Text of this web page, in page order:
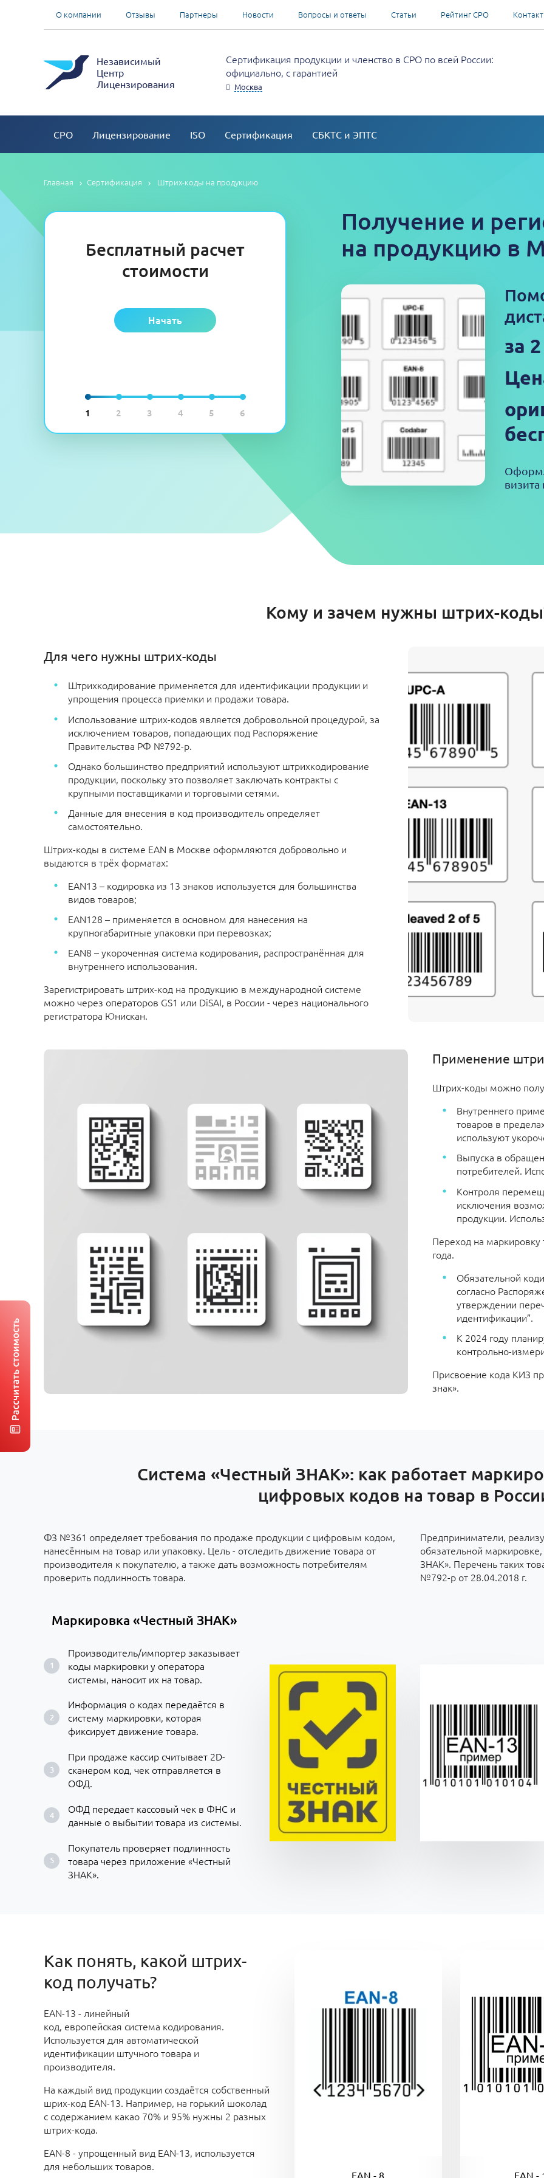
О компании Отзывы Партнеры Новости Вопросы и ответы Статьи Рейтинг СРО
Независимый
Центр
Лицензирования
Сертификация продукции и членство в СРО по всей России:
официально, с гарантией
Москва
СРО Лицензирование ISO Сертификация СБКТС и ЭПТС
Главная Сертификация Штрих-коды на продукцию
1 2 3 4 5 6
Бесплатный расчет
стоимости
Начать
Получение и
на продукцию в
за
визита
Кому и зачем нужны штрих-
Для чего нужны штрих-коды
Штрихкодирование применяется для идентификации продукции и
упрощения процесса приемки и продажи товара.
Использование штрих-кодов является добровольной процедурой, за
исключением товаров, попадающих под Распоряжение
Правительства РФ №792-р.
Однако большинство предприятий используют штрихкодирование
продукции, поскольку это позволяет заключать контракты с
крупными поставщиками и торговыми сетями.
Данные для внесения в код производитель определяет
самостоятельно.
Штрих-коды в системе EAN в Москве оформляются добровольно и
выдаются в трёх форматах:
EAN13 – кодировка из 13 знаков используется для большинства
видов товаров;
EAN128 – применяется в основном для нанесения на
крупногабаритные упаковки при перевозках;
EAN8 – укороченная система кодирования, распространённая для
внутреннего использования.
Зарегистрировать штрих-код на продукцию в международной системе
можно через операторов GS1 или DiSAI, в России - через национального
регистратора Юнискан.
Применение
Штрих-коды можно
Внутреннего
товаров в
используют
Выпуска в
потребителей.
Контроля
исключения
продукции.
Переход на маркировку
года.
Обязательной
согласно
утверждении
идентификации”.
К 2024 году
контрольно-
Присвоение кода КИЗ
знак».
Система «Честный ЗНАК»: как работает
цифровых кодов на товар в
ФЗ №361 определяет требования по продаже продукции с цифровым кодом,
нанесённым на товар или упаковку. Цель - отследить движение товара от
производителя к покупателю, а также дать возможность потребителям
проверить подлинность товара.
Предприниматели,
обязательной
ЗНАК». Перечень таких
№792-р от 28.04.2018 г.
Маркировка «Честный ЗНАК»
Производитель/импортер заказывает
коды маркировки у оператора
системы, наносит их на товар.
Информация о кодах передаётся в
систему маркировки, которая
фиксирует движение товара.
При продаже кассир считывает 2D-
сканером код, чек отправляется в
ОФД.
ОФД передает кассовый чек в ФНС и
данные о выбытии товара из системы.
Покупатель проверяет подлинность
товара через приложение «Честный
ЗНАК».
Как понять, какой штрих-
код получать?
EAN-13 - линейный
код, европейская система кодирования.
Используется для автоматической
идентификации штучного товара и
производителя.
На каждый вид продукции создаётся собственный
шрих-код EAN-13. Например, на горький шоколад
с содержанием какао 70% и 95% нужны 2 разных
штрих-кода.
EAN-8 - упрощенный вид EAN-13, используется
для небольших товаров.
EAN - 8 EAN -